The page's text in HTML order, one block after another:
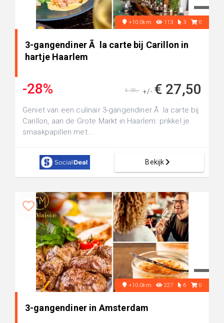
+10.0km 113 3 0
3-gangendiner Ã la carte bij Carillon in
hartje Haarlem
-28% +/- € 27,50
€ 38,-
Geniet van een culinair 3-gangendiner Ã la carte bij
Carillon, aan de Grote Markt in Haarlem: prikkel je
smaakpapillen met...
Bekijk
+10.0km 227 6 0
3-gangendiner in Amsterdam